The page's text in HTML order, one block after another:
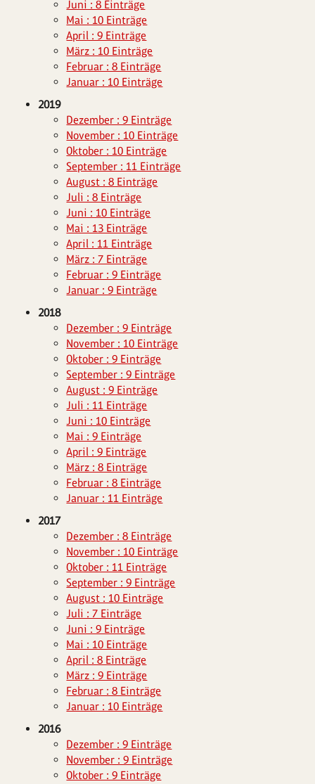
Juni : 8 Einträge
Mai : 10 Einträge
April : 9 Einträge
März : 10 Einträge
Februar : 8 Einträge
Januar : 10 Einträge
2019
Dezember : 9 Einträge
November : 10 Einträge
Oktober : 10 Einträge
September : 11 Einträge
August : 8 Einträge
Juli : 8 Einträge
Juni : 10 Einträge
Mai : 13 Einträge
April : 11 Einträge
März : 7 Einträge
Februar : 9 Einträge
Januar : 9 Einträge
2018
Dezember : 9 Einträge
November : 10 Einträge
Oktober : 9 Einträge
September : 9 Einträge
August : 9 Einträge
Juli : 11 Einträge
Juni : 10 Einträge
Mai : 9 Einträge
April : 9 Einträge
März : 8 Einträge
Februar : 8 Einträge
Januar : 11 Einträge
2017
Dezember : 8 Einträge
November : 10 Einträge
Oktober : 11 Einträge
September : 9 Einträge
August : 10 Einträge
Juli : 7 Einträge
Juni : 9 Einträge
Mai : 10 Einträge
April : 8 Einträge
März : 9 Einträge
Februar : 8 Einträge
Januar : 10 Einträge
2016
Dezember : 9 Einträge
November : 9 Einträge
Oktober : 9 Einträge